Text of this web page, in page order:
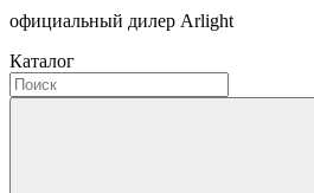
официальный дилер Arlight
Каталог